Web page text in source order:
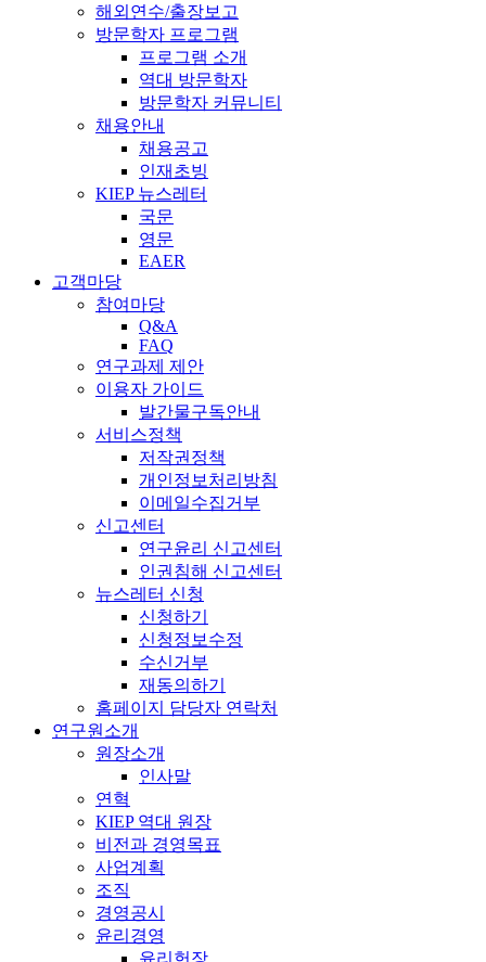
해외연수/출장보고
방문학자 프로그램
프로그램 소개
역대 방문학자
방문학자 커뮤니티
채용안내
채용공고
인재초빙
KIEP 뉴스레터
국문
영문
EAER
고객마당
참여마당
Q&A
FAQ
연구과제 제안
이용자 가이드
발간물구독안내
서비스정책
저작권정책
개인정보처리방침
이메일수집거부
신고센터
연구윤리 신고센터
인권침해 신고센터
뉴스레터 신청
신청하기
신청정보수정
수신거부
재동의하기
홈페이지 담당자 연락처
연구원소개
원장소개
인사말
연혁
KIEP 역대 원장
비전과 경영목표
사업계획
조직
경영공시
윤리경영
윤리헌장